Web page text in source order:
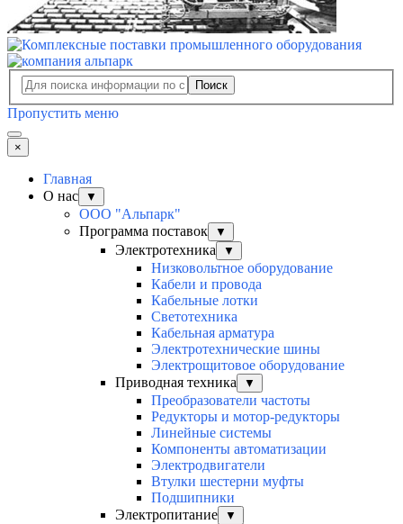
Поиск
Пропустить меню
×
Главная
О нас
▼
ООО "Альпарк"
Программа поставок
▼
Электротехника ▼
Низковольтное оборудование
Кабели и провода
Кабельные лотки
Светотехника
Кабельная арматура
Электротехнические шины
Электрощитовое оборудование
Приводная техника
▼
Преобразователи частоты
Редукторы и мотор-редукторы
Линейные системы
Компоненты автоматизации
Электродвигатели
Втулки шестерни муфты
Подшипники
Электропитание
▼